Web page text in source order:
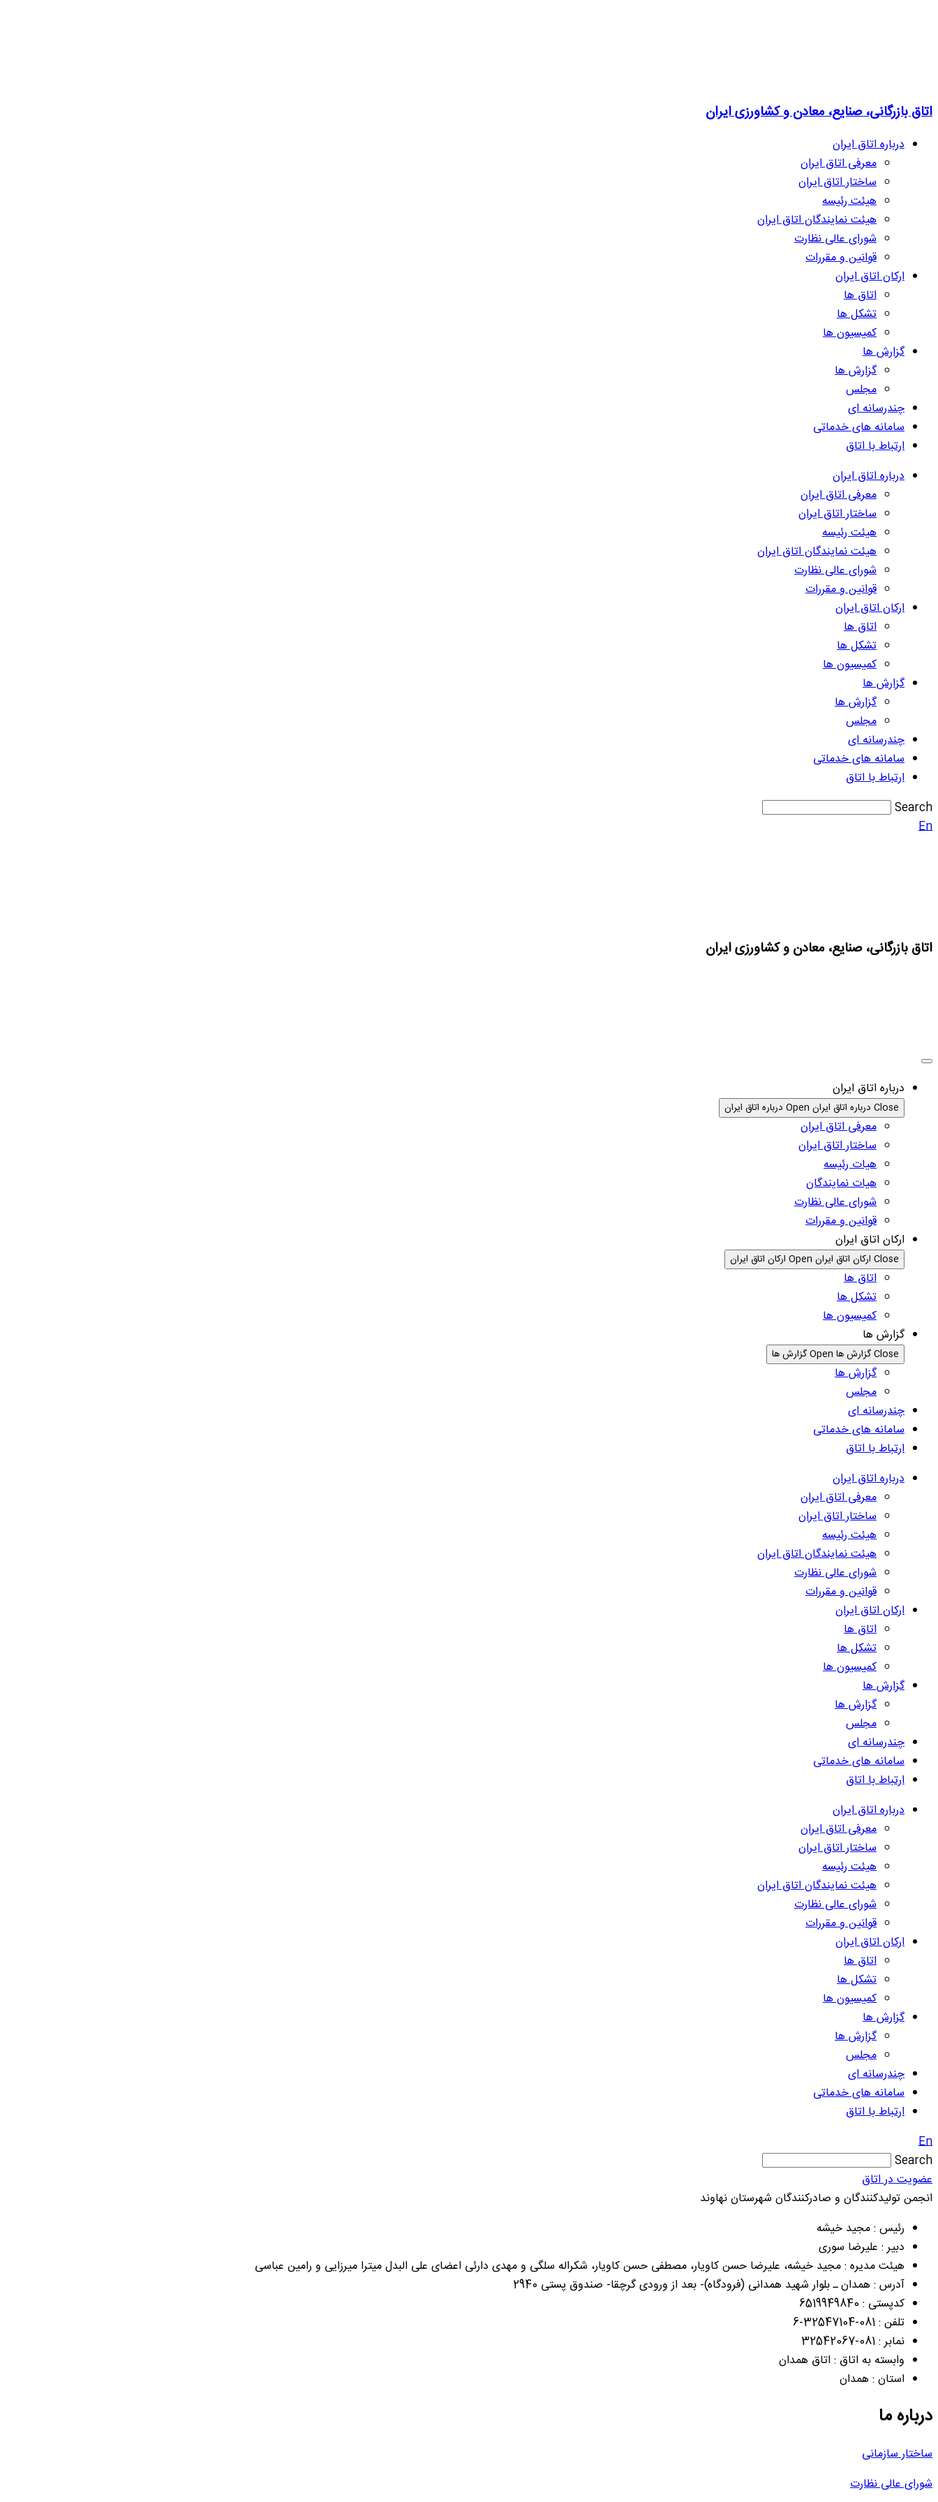
اتاق بازرگانی، صنایع، معادن و کشاورزی ایران
درباره اتاق ایران
معرفی اتاق ایران
ساختار اتاق ایران
هیئت رئیسه
هیئت نمایندگان اتاق ایران
شورای عالی نظارت
قوانین و مقررات
ارکان اتاق ایران
اتاق ها
تشکل ها
کمیسیون ها
گزارش ها
گزارش ها
مجلس
چندرسانه ای
سامانه های خدماتی
ارتباط با اتاق
درباره اتاق ایران
معرفی اتاق ایران
ساختار اتاق ایران
هیئت رئیسه
هیئت نمایندگان اتاق ایران
شورای عالی نظارت
قوانین و مقررات
ارکان اتاق ایران
اتاق ها
تشکل ها
کمیسیون ها
گزارش ها
گزارش ها
مجلس
چندرسانه ای
سامانه های خدماتی
ارتباط با اتاق
Search
En
اتاق بازرگانی، صنایع، معادن و کشاورزی ایران
درباره اتاق ایران
Close درباره اتاق ایران Open درباره اتاق ایران
معرفی اتاق ایران
ساختار اتاق ایران
هیات رئیسه
هیات نمایندگان
شورای عالی نظارت
قوانین و مقررات
ارکان اتاق ایران
Close ارکان اتاق ایران Open ارکان اتاق ایران
اتاق ها
تشکل ها
کمیسیون ها
گزارش ها
Close گزارش ها Open گزارش ها
گزارش ها
مجلس
چندرسانه ای
سامانه های خدماتی
ارتباط با اتاق
درباره اتاق ایران
معرفی اتاق ایران
ساختار اتاق ایران
هیئت رئیسه
هیئت نمایندگان اتاق ایران
شورای عالی نظارت
قوانین و مقررات
ارکان اتاق ایران
اتاق ها
تشکل ها
کمیسیون ها
گزارش ها
گزارش ها
مجلس
چندرسانه ای
سامانه های خدماتی
ارتباط با اتاق
درباره اتاق ایران
معرفی اتاق ایران
ساختار اتاق ایران
هیئت رئیسه
هیئت نمایندگان اتاق ایران
شورای عالی نظارت
قوانین و مقررات
ارکان اتاق ایران
اتاق ها
تشکل ها
کمیسیون ها
گزارش ها
گزارش ها
مجلس
چندرسانه ای
سامانه های خدماتی
ارتباط با اتاق
En
Search
عضویت در اتاق
انجمن تولیدکنندگان و صادرکنندگان شهرستان نهاوند
رئیس : مجید خیشه
دبیر : علیرضا سوری
هیئت مدیره : مجید خیشه، علیرضا حسن کاویار، مصطفی حسن کاویار، شکراله سلگی و مهدی دارئی اعضای علی البدل میترا میرزایی و رامین عباسی
آدرس : همدان ـ بلوار شهید همدانی (فرودگاه)- بعد از ورودی گرچقا- صندوق پستی 2940
کدپستی : 6519949840
تلفن : 081-32547104-6
نمابر : 081-32542067
وابسته به اتاق : اتاق همدان
استان : همدان
درباره ما
ساختار سازمانی
شورای عالی نظارت